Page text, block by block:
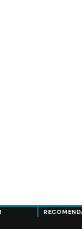
The
Dead: